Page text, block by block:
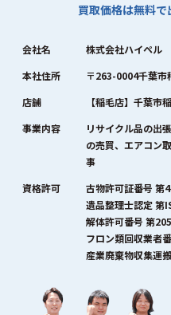
買取価格は無料で
会社名
株式会社ハイペル
本社住所
〒263-0004千葉
店舗
【稲毛店】千葉市
事業内容
リサイクル品の出
の売買、エアコン
事
資格許可
古物許可証番号 第
遺品整理士認定 第
解体許可番号 第
フロン類回収業者
産業廃棄物収集運